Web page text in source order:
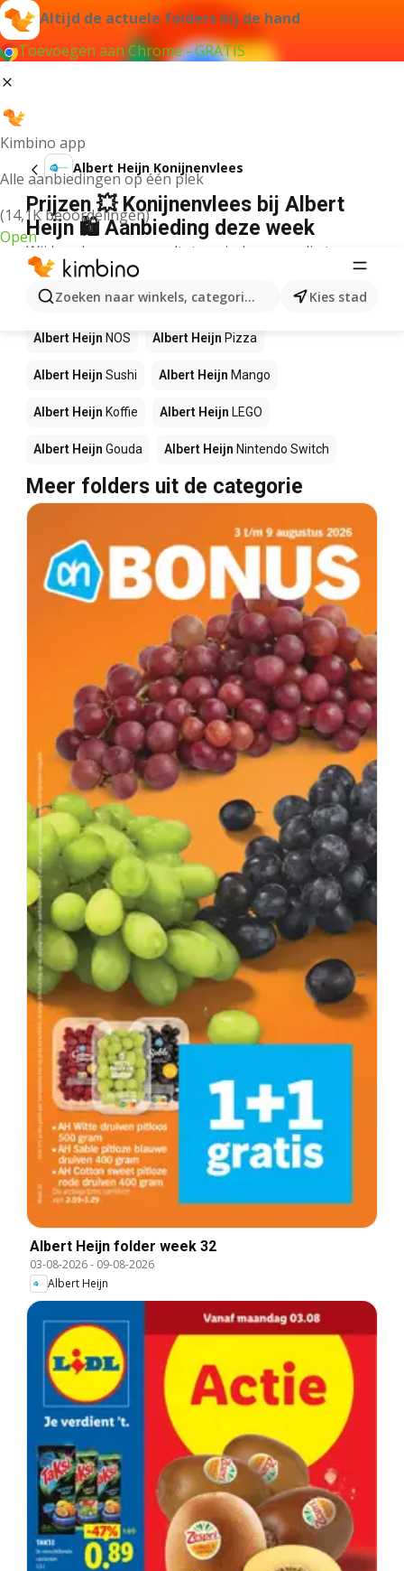
Altijd de actuele folders bij de hand
Toevoegen aan Chrome - GRATIS
Kimbino app
Alle aanbiedingen op één plek
(14,1K beoordelingen)
Open
Zoeken naar winkels, categorieën, producten...
Kies stad
Albert Heijn Konijnenvlees
Prijzen 💥 Konijnenvlees bij Albert
Heijn 🛍️ Aanbieding deze week
Wij konden geen resultaten vinden voor die term.
Andere producten in winkels Albert
Heijn
Albert Heijn NOS Albert Heijn Pizza
Albert Heijn Sushi Albert Heijn Mango
Albert Heijn Koffie Albert Heijn LEGO
Albert Heijn Gouda Albert Heijn Nintendo Switch
Meer folders uit de categorie
Albert Heijn folder week 32
03-08-2026- 09-08-2026
Albert Heijn